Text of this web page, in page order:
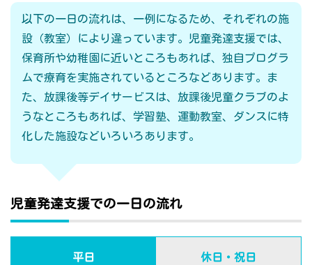
以下の一日の流れは、一例になるため、それぞれの施
設（教室）により違っています。児童発達支援では、
保育所や幼稚園に近いところもあれば、独自プログラ
ムで療育を実施されているところなどあります。ま
た、放課後等デイサービスは、放課後児童クラブのよ
うなところもあれば、学習塾、運動教室、ダンスに特
化した施設などいろいろあります。
児童発達支援での一日の流れ
平日 休日・祝日